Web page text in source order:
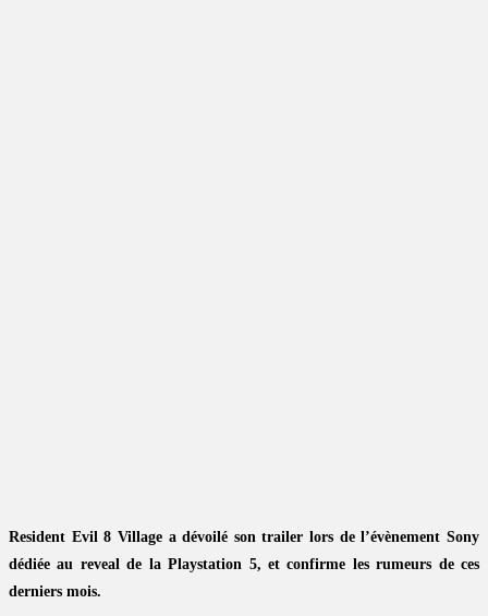
Resident Evil 8 Village a dévoilé son trailer lors de l’évènement Sony
dédiée au reveal de la Playstation 5, et confirme les rumeurs de ces
derniers mois.